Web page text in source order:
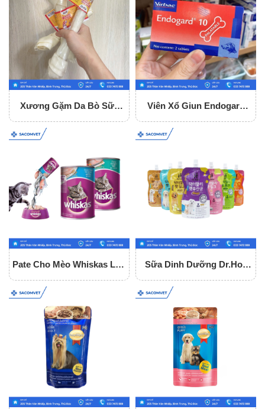
Xương Gặm Da Bò Sữa
Viên Xổ Giun Endogard
Pate Cho Mèo Whiskas Lon
Sữa Dinh Dưỡng Dr.Holi